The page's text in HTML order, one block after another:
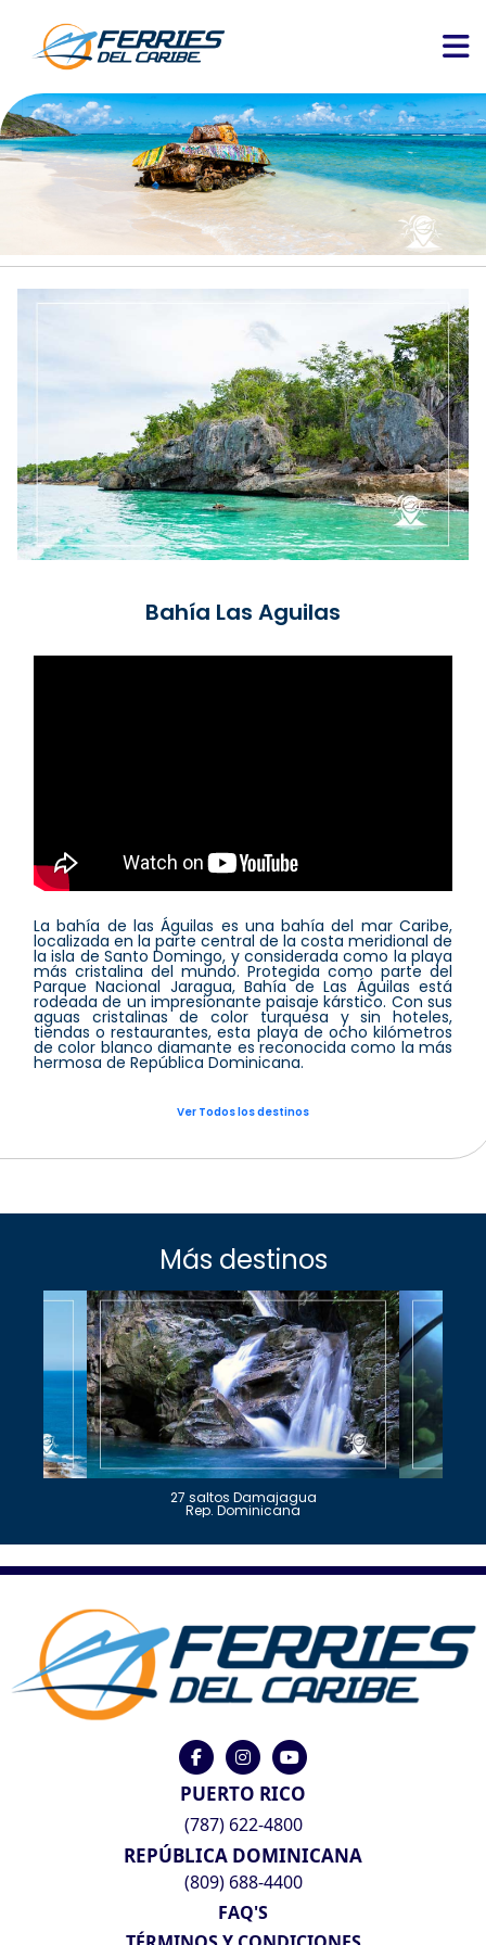
Bahía Las Aguilas
La bahía de las Águilas es una bahía del mar Caribe,
localizada en la parte central de la costa meridional de
la isla de Santo Domingo, y considerada como la playa
más cristalina del mundo. Protegida como parte del
Parque Nacional Jaragua, Bahía de Las Águilas está
rodeada de un impresionante paisaje kárstico. Con sus
aguas cristalinas de color turquesa y sin hoteles,
tiendas o restaurantes, esta playa de ocho kilómetros
de color blanco diamante es reconocida como la más
hermosa de República Dominicana.
Ver Todos los destinos
Más destinos
27 saltos Damajagua
Rep. Dominicana
PUERTO RICO
(787) 622-4800
REPÚBLICA DOMINICANA
(809) 688-4400
FAQ'S